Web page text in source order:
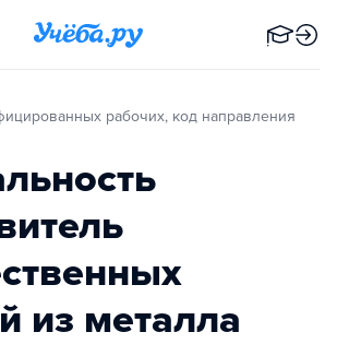
из металла